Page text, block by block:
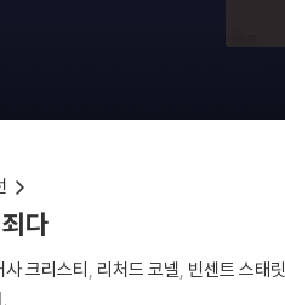
다
사 크리스티 리처드 코넬 빈센트 스태릿